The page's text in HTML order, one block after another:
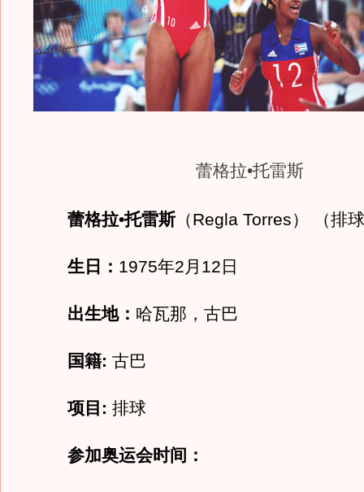
蕾格拉•托雷斯
蕾格拉•托雷斯（Regla Torres） （排
生日： 1975年2月12日
出生地： 哈瓦那，古巴
国籍: 古巴
项目: 排球
参加奥运会时间：